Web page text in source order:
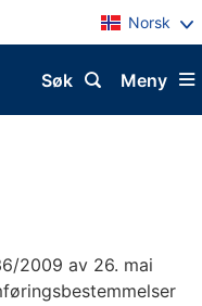
Norsk
Meny
Søk
2009 av 26. mai